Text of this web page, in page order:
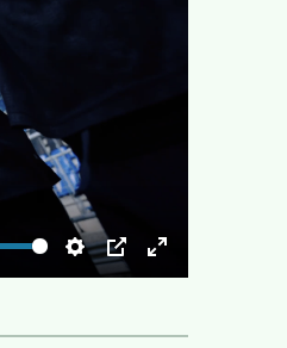
Einstellungen
Bild-Vollbild